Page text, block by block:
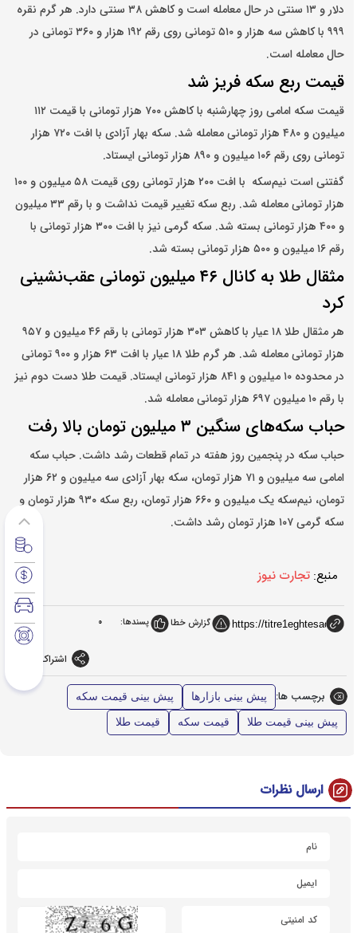
دلار و ۱۳ سنتی در حال معامله است و کاهش ۳۸ سنتی دارد. هر گرم نقره
۹۹۹ با کاهش سه هزار و ۵۱۰ تومانی روی رقم ۱۹۲ هزار و ۳۶۰ تومانی در
حال معامله است.
قیمت ربع سکه فریز شد
قیمت سکه امامی روز چهارشنبه با کاهش ۷۰۰ هزار تومانی با قیمت ۱۱۲
میلیون و ۴۸۰ هزار تومانی معامله شد. سکه‌ بهار آزادی با افت ۷۲۰ هزار
تومانی روی رقم ۱۰۶ میلیون و ۸۹۰ هزار تومانی ایستاد.
گفتنی است نیم‌سکه با افت ۲۰۰ هزار تومانی روی قیمت ۵۸ میلیون و ۱۰۰
هزار تومانی معامله شد. ربع سکه تغییر قیمت نداشت و با رقم ۳۳ میلیون
و ۴۰۰ هزار تومانی بسته شد. سکه گرمی نیز با افت ۳۰۰ هزار تومانی با
رقم ۱۶ میلیون و ۵۰۰ هزار تومانی بسته شد.
مثقال طلا به کانال ۴۶ میلیون تومانی عقب‌نشینی
کرد
هر مثقال طلا ۱۸ عیار با کاهش ۳۰۳ هزار تومانی با رقم ۴۶ میلیون و ۹۵۷
هزار تومانی معامله شد. هر گرم طلا ۱۸ عیار با افت ۶۳ هزار و ۹۰۰ تومانی
در محدوده ۱۰ میلیون و ۸۴۱ هزار تومانی ایستاد. قیمت طلا دست دوم نیز
با رقم ۱۰ میلیون ۶۹۷ هزار تومانی معامله شد.
حباب سکه‌های سنگین ۳ میلیون تومان بالا رفت
حباب سکه در پنجمین روز هفته در تمام قطعات رشد داشت. حباب سکه
امامی سه میلیون و ۷۱ هزار تومان، سکه بهار آزادی سه میلیون و ۶۲ هزار
تومان، نیم‌سکه یک میلیون و ۶۶۰ هزار تومان، ربع سکه ۹۳۰ هزار تومان و
سکه گرمی ۱۰۷ هزار تومان رشد داشت.
منبع: تجارت نیوز
گزارش خطا پسندها: 0
اشتراک گذاری
برچسب ها: پیش بینی بازارها پیش بینی قیمت سکه
پیش بینی قیمت طلا قیمت سکه قیمت طلا
ارسال نظرات